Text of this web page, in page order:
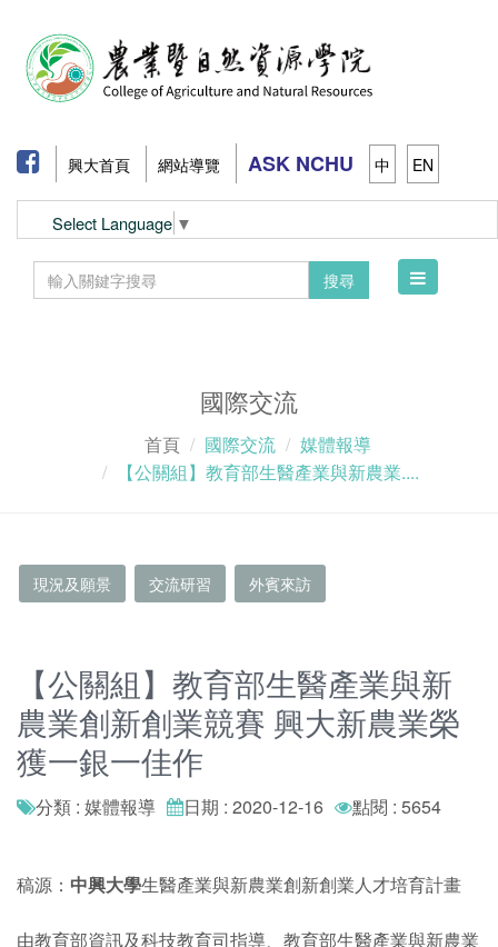
興大首頁 網站導覽 ASK NCHU 中 EN
Select Language ▼
搜尋
Toggle
國際交流
首頁 國際交流
媒體報導
【公關組】教育部生醫產業與新農業....
現況及願景 交流研習 外賓來訪
【公關組】教育部生醫產業與新
農業創新創業競賽 興大新農業榮
獲一銀一佳作
分類 : 媒體報導 日期 : 2020-12-16 點閱 : 5654
稿源： 中興大學生醫產業與新農業創新創業人才培育計畫
由教育部資訊及科技教育司指導、教育部生醫產業與新農業